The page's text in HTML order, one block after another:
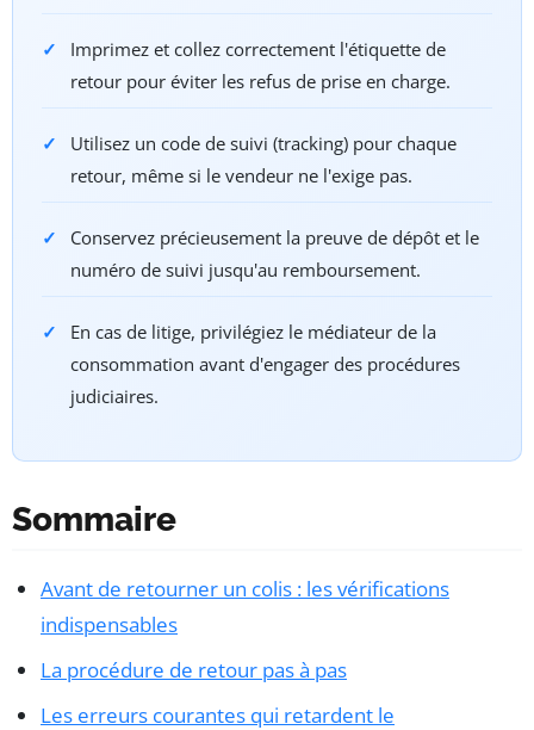
Imprimez et collez correctement l'étiquette de
retour pour éviter les refus de prise en charge.
Utilisez un code de suivi (tracking) pour chaque
retour, même si le vendeur ne l'exige pas.
Conservez précieusement la preuve de dépôt et le
numéro de suivi jusqu'au remboursement.
En cas de litige, privilégiez le médiateur de la
consommation avant d'engager des procédures
judiciaires.
Sommaire
Avant de retourner un colis : les vérifications
indispensables
La procédure de retour pas à pas
Les erreurs courantes qui retardent le